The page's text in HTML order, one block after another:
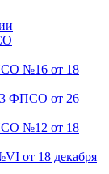
№16 от 18
ФПСО от 26
№12 от 18
от 18 декабря